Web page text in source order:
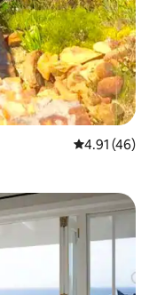
औसत रेटिंग 5 में
4.91 (46)